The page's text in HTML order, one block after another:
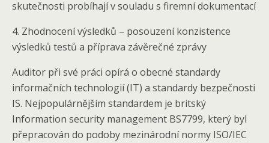
skutečnosti probíhají v souladu s firemní dokumentací
4. Zhodnocení výsledků – posouzení konzistence
výsledků testů a příprava závěrečné zprávy
Auditor při své práci opírá o obecné standardy
informačních technologií (IT) a standardy bezpečnosti
IS. Nejpopulárnějším standardem je britský
Information security management BS7799, který byl
přepracován do podoby mezinárodní normy ISO/IEC